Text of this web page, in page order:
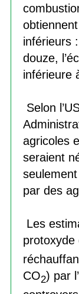
inférieurs
douze,
inférieure
Selon
agricoles
seraient
par des
Les
protoxyde
CO2) par